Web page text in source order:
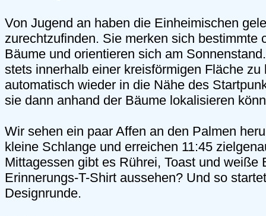
Von Jugend an haben die Einheimischen
zurechtzufinden. Sie merken sich bestimmte
Bäume und orientieren sich am
stets innerhalb einer kreisförmigen Fläche
automatisch wieder in die Nähe des
sie dann anhand der Bäume lokalisieren
Wir sehen ein paar Affen an den Palmen
kleine Schlange und erreichen 11:45
Mittagessen gibt es Rührei, Toast und weiße
Erinnerungs-T-Shirt aussehen? Und so
Designrunde.